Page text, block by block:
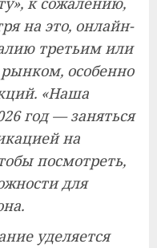
на это, онлайн-
третьим или
особенно
«Наша
год — заняться
на
посмотреть,
для
уделяется